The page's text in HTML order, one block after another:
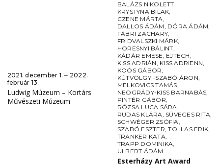
2021. december 1. ‒ 2022.
február 13.
Ludwig Múzeum – Kortárs
Művészeti Múzeum
BALÁZS NIKOLETT,
KRYSTYNA BILAK,
CZENE MÁRTA,
DALLOS ÁDÁM, DÓRA ÁDÁM,
FÁBRI ZACHARY,
FRIDVALSZKI MÁRK,
HORESNYI BÁLINT,
KÁDÁR EMESE, EJTECH,
KISS ADRIÁN, KISS ADRIENN,
KOÓS GÁBOR,
KÚTVÖLGYI-SZABÓ ÁRON,
MELKOVICS TAMÁS,
NEOGRÁDY-KISS BARNABÁS,
PINTÉR GÁBOR,
RÓZSA LUCA SÁRA,
RUDAS KLÁRA, SÜVEGES RITA,
SCHWÉGER ZSÓFIA,
SZABÓ ESZTER,TOLLAS ERIK,
TRANKER KATA,
TRAPP DOMINIKA,
ULBERT ÁDÁM
Esterházy Art Award